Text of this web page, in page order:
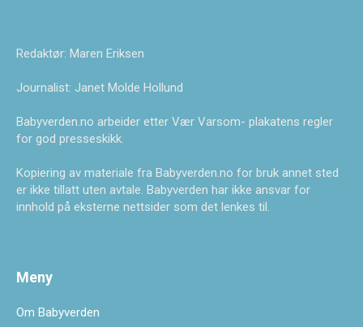
Redaktør: Maren Eriksen
Journalist: Janet Molde Hollund
Babyverden.no arbeider etter Vær Varsom- plakatens regler
for god presseskikk.
Kopiering av materiale fra Babyverden.no for bruk annet sted
er ikke tillatt uten avtale. Babyverden har ikke ansvar for
innhold på eksterne nettsider som det lenkes til.
Meny
Om Babyverden